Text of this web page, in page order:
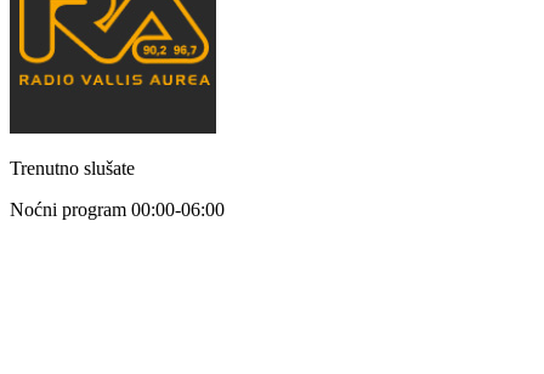
Trenutno slušate
Noćni program 00:00-06:00